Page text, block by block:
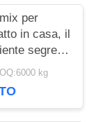
per
in casa, il
segreto
pasti
kg